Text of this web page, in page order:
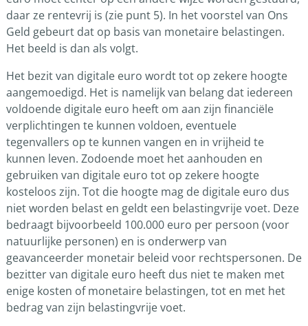
daar ze rentevrij is (zie punt 5). In het voorstel van Ons
Geld gebeurt dat op basis van monetaire belastingen.
Het beeld is dan als volgt.
Het bezit van digitale euro wordt tot op zekere hoogte
aangemoedigd. Het is namelijk van belang dat iedereen
voldoende digitale euro heeft om aan zijn financiële
verplichtingen te kunnen voldoen, eventuele
tegenvallers op te kunnen vangen en in vrijheid te
kunnen leven. Zodoende moet het aanhouden en
gebruiken van digitale euro tot op zekere hoogte
kosteloos zijn. Tot die hoogte mag de digitale euro dus
niet worden belast en geldt een belastingvrije voet. Deze
bedraagt bijvoorbeeld 100.000 euro per persoon (voor
natuurlijke personen) en is onderwerp van
geavanceerder monetair beleid voor rechtspersonen. De
bezitter van digitale euro heeft dus niet te maken met
enige kosten of monetaire belastingen, tot en met het
bedrag van zijn belastingvrije voet.